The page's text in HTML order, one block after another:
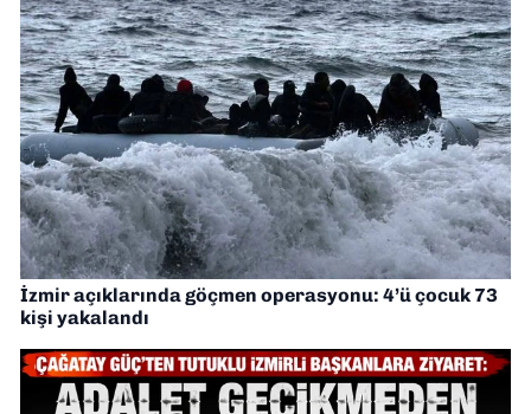
İzmir açıklarında göçmen operasyonu: 4’ü çocuk 73
kişi yakalandı